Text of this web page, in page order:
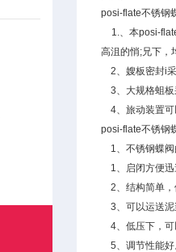
posi-flate不锈钢
1.、本posi-
高沮的悄;兄下，
2、嫂板密封i
3、大规格蛆板
4、旅动装置可
posi-flate不锈钢
1、不锈钢蝶阀
1、启闭方便迅
2、结构简单，
3、可以运送泥
4、低压下，可
5、调节性能好